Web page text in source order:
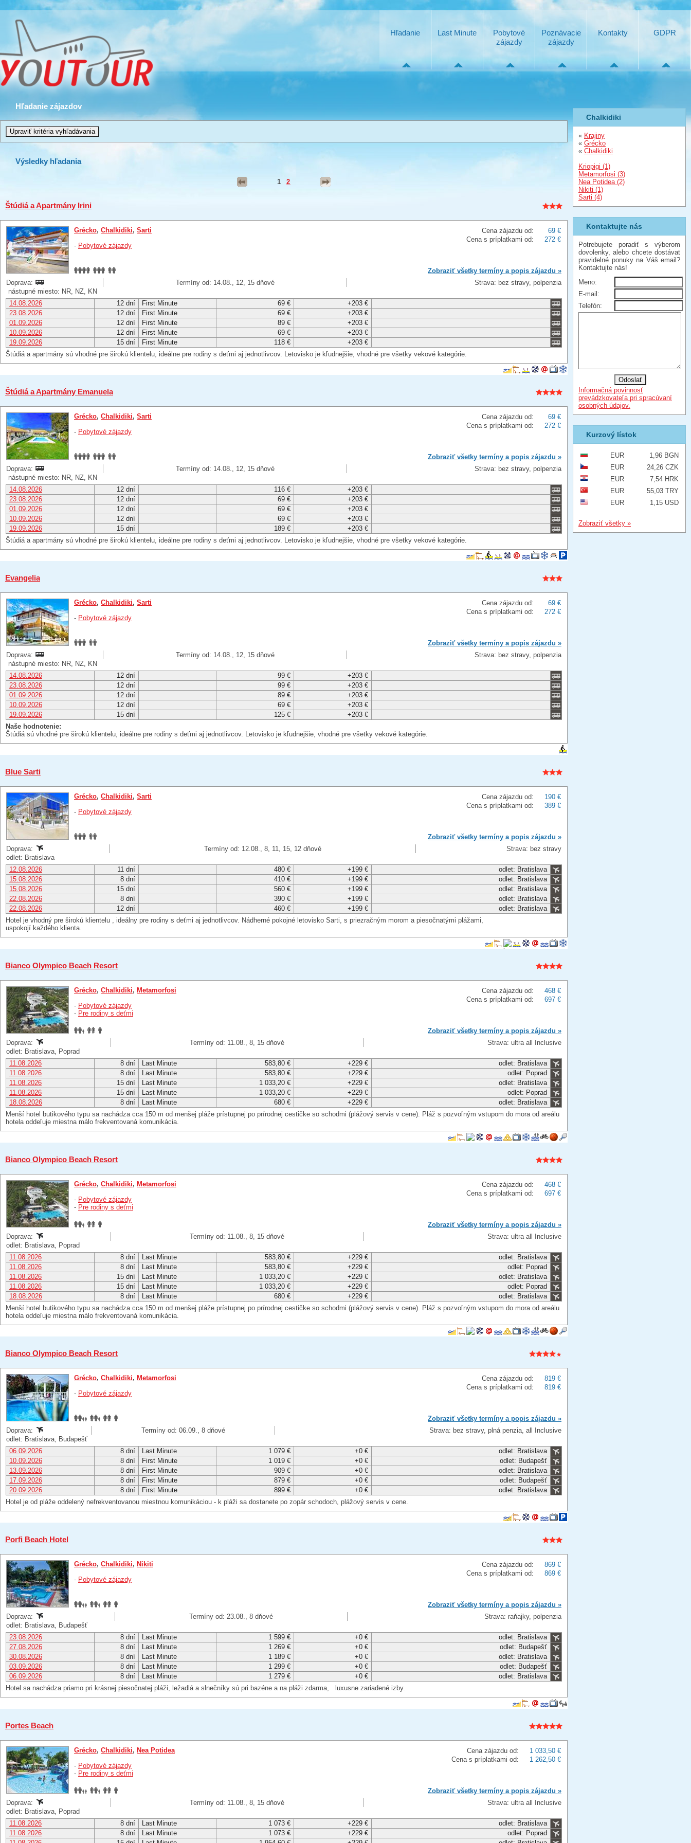
Hľadanie Last Minute
Pobytové
zájazdy
Poznávacie
zájazdy
Kontakty GDPR
Hľadanie zájazdov
Výsledky hľadania
1 2
Štúdiá a Apartmány Irini
Cena zájazdu od:
69 €
Cena s príplatkami od:
272 €
Grécko, Chalkidiki, Sarti
- Pobytové zájazdy
Zobraziť všetky termíny a popis zájazdu »
Doprava:
Termíny od: 14.08., 12, 15 dňové
Strava: bez stravy, polpenzia
nástupné miesto: NR, NZ, KN
14.08.2026
12 dní First Minute 69 €
+203 €
23.08.2026
12 dní First Minute 69 €
+203 €
01.09.2026
12 dní First Minute 89 €
+203 €
10.09.2026
12 dní First Minute 69 €
+203 €
19.09.2026
15 dní First Minute 118 €
+203 €
Štúdiá a apartmány sú vhodné pre širokú klientelu, ideálne pre rodiny s deťmi aj jednotlivcov. Letovisko je kľudnejšie, vhodné pre všetky vekové kategórie.
Štúdiá a Apartmány Emanuela
Cena zájazdu od:
69 €
Cena s príplatkami od:
272 €
Grécko, Chalkidiki, Sarti
- Pobytové zájazdy
Zobraziť všetky termíny a popis zájazdu »
Doprava:
Termíny od: 14.08., 12, 15 dňové
Strava: bez stravy, polpenzia
nástupné miesto: NR, NZ, KN
14.08.2026
12 dní 116 €
+203 €
23.08.2026
12 dní 69 €
+203 €
01.09.2026
12 dní 69 €
+203 €
10.09.2026
12 dní 69 €
+203 €
19.09.2026
15 dní 189 €
+203 €
Štúdiá a apartmány sú vhodné pre širokú klientelu, ideálne pre rodiny s deťmi aj jednotlivcov. Letovisko je kľudnejšie, vhodné pre všetky vekové kategórie.
Evangelia
Cena zájazdu od:
69 €
Cena s príplatkami od:
272 €
Grécko, Chalkidiki, Sarti
- Pobytové zájazdy
Zobraziť všetky termíny a popis zájazdu »
Doprava:
Termíny od: 14.08., 12, 15 dňové
Strava: bez stravy, polpenzia
nástupné miesto: NR, NZ, KN
14.08.2026
12 dní 99 €
+203 €
23.08.2026
12 dní 99 €
+203 €
01.09.2026
12 dní 89 €
+203 €
10.09.2026
12 dní 69 €
+203 €
19.09.2026
15 dní 125 €
+203 €
Naše hodnotenie:
Štúdiá sú vhodné pre širokú klientelu, ideálne pre rodiny s deťmi aj jednotlivcov. Letovisko je kľudnejšie, vhodné pre všetky vekové kategórie.
Blue Sarti
Cena zájazdu od:
190 €
Cena s príplatkami od:
389 €
Grécko, Chalkidiki, Sarti
- Pobytové zájazdy
Zobraziť všetky termíny a popis zájazdu »
Doprava:
Termíny od: 12.08., 8, 11, 15, 12 dňové
Strava: bez stravy
odlet: Bratislava
12.08.2026
11 dní 480 € +199 €
odlet: Bratislava
15.08.2026
8 dní 410 € +199 €
odlet: Bratislava
15.08.2026
15 dní 560 € +199 €
odlet: Bratislava
22.08.2026
8 dní 390 € +199 €
odlet: Bratislava
22.08.2026
12 dní 460 € +199 €
odlet: Bratislava
Hotel je vhodný pre širokú klientelu , ideálny pre rodiny s deťmi aj jednotlivcov. Nádherné pokojné letovisko Sarti, s priezračným morom a piesočnatými plážami,
uspokojí každého klienta.
Bianco Olympico Beach Resort
Cena zájazdu od:
468 €
Cena s príplatkami od:
697 €
Grécko, Chalkidiki, Metamorfosi
- Pobytové zájazdy
- Pre rodiny s deťmi
Zobraziť všetky termíny a popis zájazdu »
Doprava:
Termíny od: 11.08., 8, 15 dňové
Strava: ultra all Inclusive
odlet: Bratislava, Poprad
11.08.2026
8 dní Last Minute 583,80 € +229 €
odlet: Bratislava
11.08.2026
8 dní Last Minute 583,80 € +229 €
odlet: Poprad
11.08.2026
15 dní Last Minute 1 033,20 € +229 €
odlet: Bratislava
11.08.2026
15 dní Last Minute 1 033,20 € +229 €
odlet: Poprad
18.08.2026
8 dní Last Minute 680 € +229 €
odlet: Bratislava
Menší hotel butikového typu sa nachádza cca 150 m od menšej pláže prístupnej po prírodnej cestičke so schodmi (plážový servis v cene). Pláž s pozvoľným vstupom do mora od areálu
hotela oddeľuje miestna málo frekventovaná komunikácia.
Bianco Olympico Beach Resort
Cena zájazdu od:
468 €
Cena s príplatkami od:
697 €
Grécko, Chalkidiki, Metamorfosi
- Pobytové zájazdy
- Pre rodiny s deťmi
Zobraziť všetky termíny a popis zájazdu »
Doprava:
Termíny od: 11.08., 8, 15 dňové
Strava: ultra all Inclusive
odlet: Bratislava, Poprad
11.08.2026
8 dní Last Minute 583,80 € +229 €
odlet: Bratislava
11.08.2026
8 dní Last Minute 583,80 € +229 €
odlet: Poprad
11.08.2026
15 dní Last Minute 1 033,20 € +229 €
odlet: Bratislava
11.08.2026
15 dní Last Minute 1 033,20 € +229 €
odlet: Poprad
18.08.2026
8 dní Last Minute 680 € +229 €
odlet: Bratislava
Menší hotel butikového typu sa nachádza cca 150 m od menšej pláže prístupnej po prírodnej cestičke so schodmi (plážový servis v cene). Pláž s pozvoľným vstupom do mora od areálu
hotela oddeľuje miestna málo frekventovaná komunikácia.
Bianco Olympico Beach Resort
Cena zájazdu od:
819 €
Cena s príplatkami od:
819 €
Grécko, Chalkidiki, Metamorfosi
- Pobytové zájazdy
Zobraziť všetky termíny a popis zájazdu »
Doprava:
Termíny od: 06.09., 8 dňové
Strava: bez stravy, plná penzia, all Inclusive
odlet: Bratislava, Budapešť
06.09.2026
8 dní Last Minute 1 079 € +0 €
odlet: Bratislava
10.09.2026
8 dní First Minute 1 019 € +0 €
odlet: Budapešť
13.09.2026
8 dní First Minute 909 € +0 €
odlet: Bratislava
17.09.2026
8 dní First Minute 879 € +0 €
odlet: Budapešť
20.09.2026
8 dní First Minute 899 € +0 €
odlet: Bratislava
Hotel je od pláže oddelený nefrekventovanou miestnou komunikáciou - k pláži sa dostanete po zopár schodoch, plážový servis v cene.
Porfi Beach Hotel
Cena zájazdu od:
869 €
Cena s príplatkami od:
869 €
Grécko, Chalkidiki, Nikiti
- Pobytové zájazdy
Zobraziť všetky termíny a popis zájazdu »
Doprava:
Termíny od: 23.08., 8 dňové
Strava: raňajky, polpenzia
odlet: Bratislava, Budapešť
23.08.2026
8 dní Last Minute 1 599 € +0 €
odlet: Bratislava
27.08.2026
8 dní Last Minute 1 269 € +0 €
odlet: Budapešť
30.08.2026
8 dní Last Minute 1 189 € +0 €
odlet: Bratislava
03.09.2026
8 dní Last Minute 1 299 € +0 €
odlet: Budapešť
06.09.2026
8 dní Last Minute 1 279 € +0 €
odlet: Bratislava
Hotel sa nachádza priamo pri krásnej piesočnatej pláži, ležadlá a slnečníky sú pri bazéne a na pláži zdarma, luxusne zariadené izby.
Portes Beach
Cena zájazdu od:
1 033,50 €
Cena s príplatkami od:
1 262,50 €
Grécko, Chalkidiki, Nea Potidea
- Pobytové zájazdy
- Pre rodiny s deťmi
Zobraziť všetky termíny a popis zájazdu »
Doprava:
Termíny od: 11.08., 8, 15 dňové
Strava: ultra all Inclusive
odlet: Bratislava, Poprad
11.08.2026
8 dní Last Minute 1 073 € +229 €
odlet: Bratislava
11.08.2026
8 dní Last Minute 1 073 € +229 €
odlet: Poprad
Chalkidiki
« Krajiny
« Grécko
« Chalkidiki
Kriopigi (1)
Metamorfosi (3)
Nea Potidea (2)
Nikiti (1)
Sarti (4)
Kontaktujte nás
Potrebujete poradiť s výberom
dovolenky, alebo chcete dostávat
pravidelné ponuky na Váš email?
Kontaktujte nás!
Meno:
E-mail:
Telefón:
Informačná povinnosť
prevádzkovateľa pri spracúvaní
osobných údajov.
Kurzový lístok
EUR
1,96 BGN
EUR
24,26 CZK
EUR
7,54 HRK
EUR
55,03 TRY
EUR
1,15 USD
Zobraziť všetky »